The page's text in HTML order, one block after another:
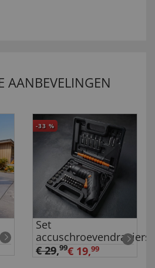
AANBEVELINGEN
-33 %
Set
accuschroevendraaiers
€ 29,99€ 19,99